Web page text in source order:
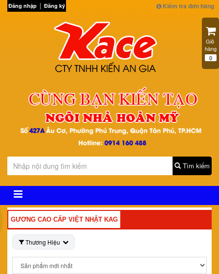
Đăng nhập Đăng ký Kiểm tra đơn hàng
Tìm kiếm
GƯƠNG CAO CẤP VIỆT NHẬT KAG
Thương Hiệu
Giỏ
hàng
0